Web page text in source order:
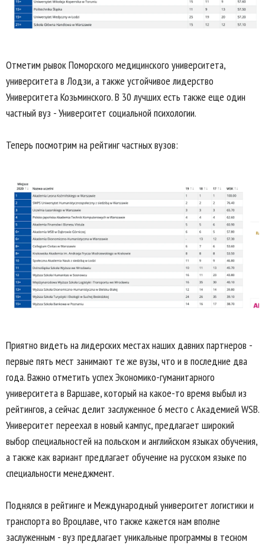
Отметим рывок Поморского медицинского университета,
университета в Лодзи, а также устойчивое лидерство
Университета Козьминского. В 30 лучших есть также еще один
частный вуз - Университет социальной психологии.
Теперь посмотрим на рейтинг частных вузов:
Приятно видеть на лидерских местах наших давних партнеров -
первые пять мест занимают те же вузы, что и в последние два
года. Важно отметить успех Экономико-гуманитарного
университета в Варшаве, который на какое-то время выбыл из
рейтингов, а сейчас делит заслуженное 6 место с Академией WSB.
Университет переехал в новый кампус, предлагает широкий
выбор специальностей на польском и английском языках обучения,
а также как вариант предлагает обучение на русском языке по
специальности менеджмент.
Поднялся в рейтинге и Международный университет логистики и
транспорта во Вроцлаве, что также кажется нам вполне
заслуженным - вуз предлагает уникальные программы в тесном